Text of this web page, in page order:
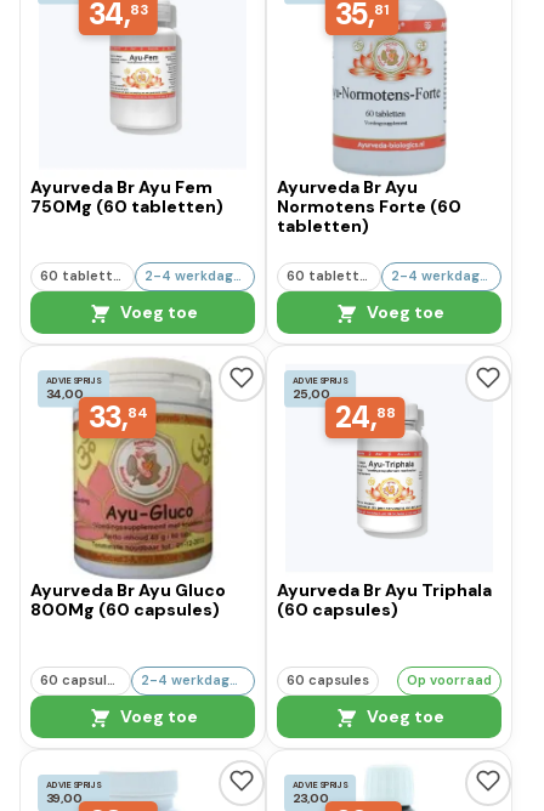
34,83
Ayurveda Br Ayu Fem
750Mg (60 tabletten)
60 tabletten 2-4 werkdagen
Voeg toe
35,81
Ayurveda Br Ayu
Normotens Forte (60
tabletten)
60 tabletten 2-4 werkdagen
Voeg toe
ADVIESPRIJS
34,00
33,84
Ayurveda Br Ayu Gluco
800Mg (60 capsules)
Voeg toe
ADVIESPRIJS
25,00
24,88
Ayurveda Br Ayu Triphala
(60 capsules)
60 capsules Op voorraad
Voeg toe
ADVIESPRIJS
39,00
ADVIESPRIJS
23,00